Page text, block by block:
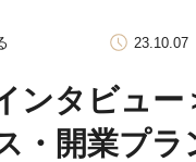
23.10.07
ンタビュー
・開業プラ